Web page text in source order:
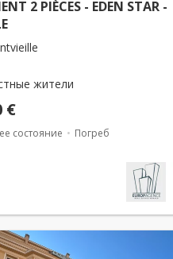
2 PIÈCES - EDEN STAR -
жители
€
состояние Погреб